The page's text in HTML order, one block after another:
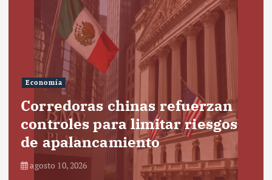
Economía
Corredoras chinas refuerzan
controles para limitar riesgos
de apalancamiento
agosto 10, 2026